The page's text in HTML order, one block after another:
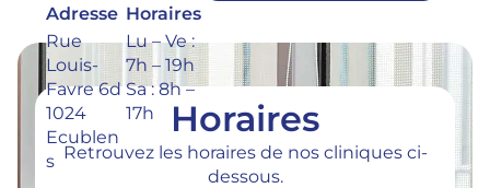
Adresse
Rue
Louis-
Favre 6d
1024
Ecublen
s
Horaires
Lu – Ve :
7h – 19h
Sa : 8h –
17h
Horaires
Retrouvez les horaires de nos cliniques ci-
dessous.